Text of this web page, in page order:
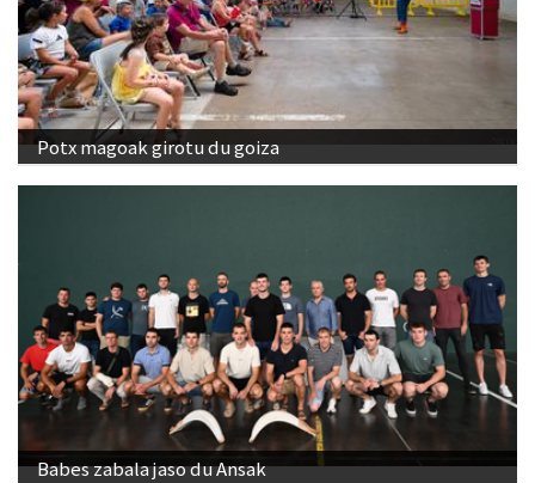
Potx magoak girotu du goiza
Babes zabala jaso du Ansak